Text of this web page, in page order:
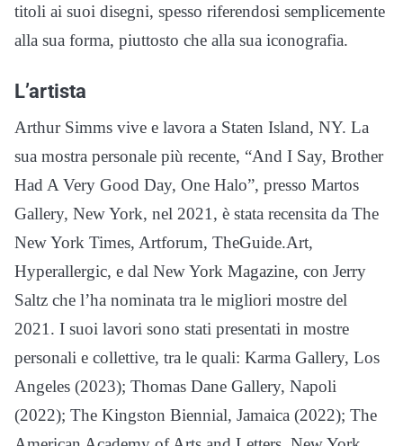
titoli ai suoi disegni, spesso riferendosi semplicemente
alla sua forma, piuttosto che alla sua iconografia.
L’artista
Arthur Simms vive e lavora a Staten Island, NY. La
sua mostra personale più recente, “And I Say, Brother
Had A Very Good Day, One Halo”, presso Martos
Gallery, New York, nel 2021, è stata recensita da The
New York Times, Artforum, TheGuide.Art,
Hyperallergic, e dal New York Magazine, con Jerry
Saltz che l’ha nominata tra le migliori mostre del
2021. I suoi lavori sono stati presentati in mostre
personali e collettive, tra le quali: Karma Gallery, Los
Angeles (2023); Thomas Dane Gallery, Napoli
(2022); The Kingston Biennial, Jamaica (2022); The